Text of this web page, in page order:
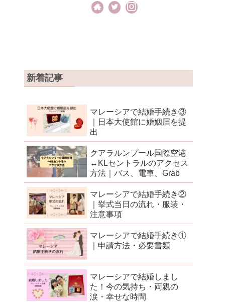
新着記事
マレーシアで結婚手続き③
｜日本大使館に婚姻届を提
出
クアラルンプール国際空港
↔︎KLセントラルのアクセス
方法｜バス、電車、Grab
マレーシアで結婚手続き②
｜挙式当日の流れ・服装・
注意事項
マレーシアで結婚手続き①
｜申請方法・必要書類
マレーシアで結婚しまし
た！今の気持ち・両親の
涙・幸せな時間